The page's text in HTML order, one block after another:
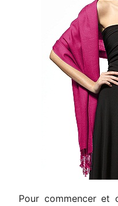
Pour commencer et